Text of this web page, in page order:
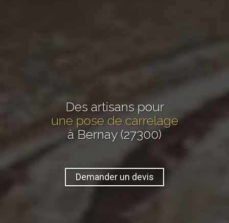
Des artisans pour
une pose de carrelage
à Bernay (27300)
Demander un devis